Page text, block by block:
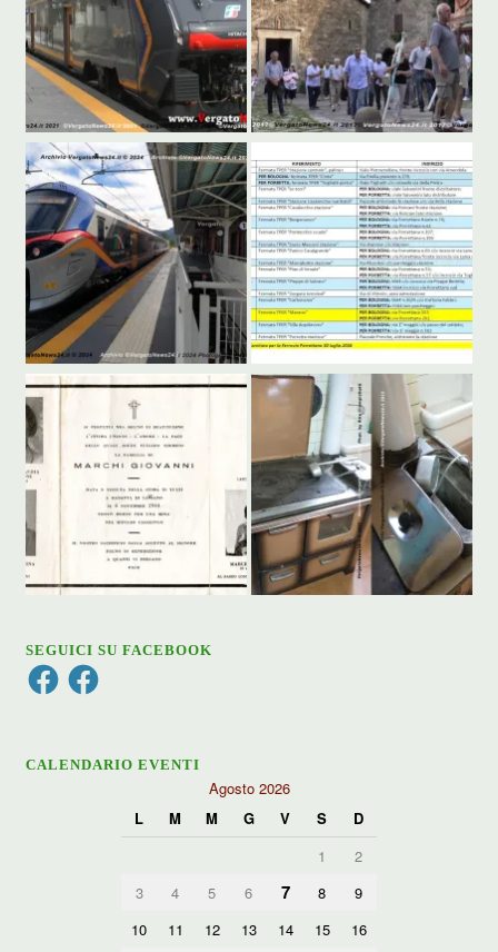
SEGUICI SU FACEBOOK
FacebookFacebook
CALENDARIO EVENTI
Agosto 2026
L
M M G V S
D
1
2
3
4 5 6 7 8
9
10
11 12 13 14 15
16